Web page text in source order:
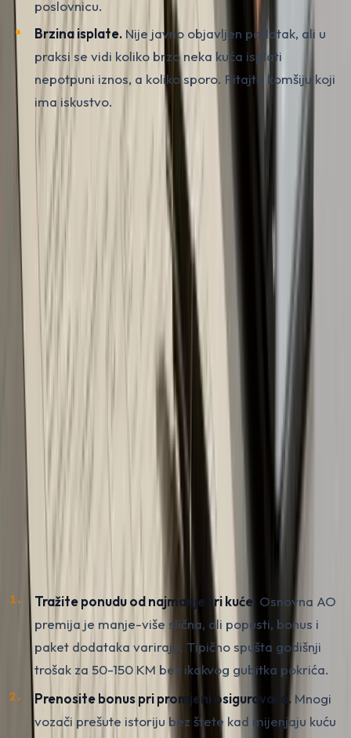
poslovnicu.
Brzina isplate. Nije javno objavljen podatak, ali u
praksi se vidi koliko brzo neka kuća isplati
nepotpuni iznos, a koliko sporo. Pitajte komšiju koji
ima iskustvo.
Online kalkulator AO osiguranja BiH
Vlasnici sve češće koriste online kalkulatore kao prvi
korak. Kalkulator.ba je javno dostupan i daje osnovnu
AO premiju po kW. Većina osiguravača na svojim
sajtovima ima vlastiti informativni izračun (Triglav,
Sarajevo Osiguranje, UNIQA). Ti kalkulatori ne daju
finalnu cijenu, ali daju polaznu osnovicu za
pregovaranje. Praksa je odraditi tri-četiri online
izračuna, pa onda posjetiti dvije kuće sa najboljom
ponudom i tražiti finalnu.
Kako spustiti godišnji trošak
osiguranja 7 praktičnih savjeta
Razlika između istog vozača koji ne razmišlja i istog
vozača koji odvoji jedno popodne da uporedi opcije zna
biti veća od 200 KM godišnje. Ovo je sedam tačaka koje
stvarno funkcionišu:
Tražite ponudu od najmanje tri kuće. Osnovna AO
premija je manje-više slična, ali popusti, bonus i
paket dodataka variraju. Tipično spušta godišnji
trošak za 50-150 KM bez ikakvog gubitka pokrića.
Prenosite bonus pri promjeni osiguravača. Mnogi
vozači prešute istoriju bez štete kad mijenjaju kuću